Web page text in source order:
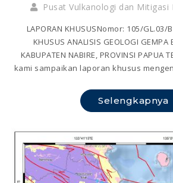
Pusat Vulkanologi dan Mitigasi
LAPORAN KHUSUSNomor: 105/GL.03/
KHUSUS ANALISIS GEOLOGI GEMPA
KABUPATEN NABIRE, PROVINSI PAPUA
kami sampaikan laporan khusus
Selengkapnya